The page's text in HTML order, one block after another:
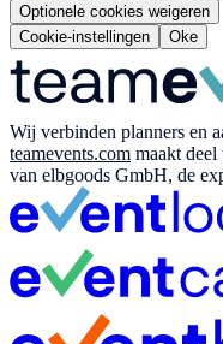
Optionele cookies weigeren
Cookie-instellingen
Oke
Wij verbinden planners en
teamevents.com maakt deel
van elbgoods GmbH, de